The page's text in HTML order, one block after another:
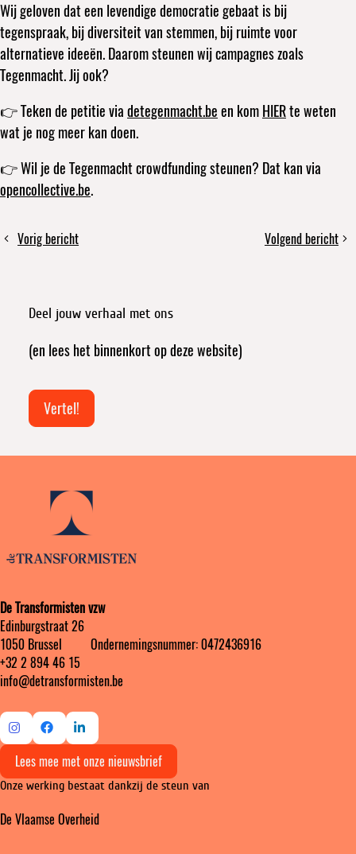
Wij geloven dat een levendige democratie gebaat is bij
tegenspraak, bij diversiteit van stemmen, bij ruimte voor
alternatieve ideeën. Daarom steunen wij campagnes zoals
Tegenmacht. Jij ook?
👉 Teken de petitie via detegenmacht.be en kom HIERte weten
wat je nog meer kan doen.
👉 Wil je de Tegenmacht crowdfunding steunen? Dat kan via
opencollective.be.
DeelVorig bericht
Dit
onvruchtbaarheid.
Volgend bericht
Delen,
Deel jouw verhaal met ons
(en lees het binnenkort op deze website)
Vertel!
De Transformisten vzw
Edinburgstraat 26
1050 Brussel ‎ ‎‎‎ ‎ ‎ ‎ ‎ ‎ ‎ Ondernemingsnummer: 0472436916
+32 2 894 46 15
info@detransformisten.be
Ga
naar
Instagram
naar
Facebook
Ga
naar
LinkedIn
Lees mee met onze nieuwsbrief
Onze werking bestaat dankzij de steun van
De Vlaamse Overheid